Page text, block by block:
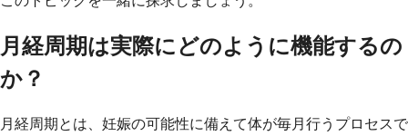
月経周期は実際にどのように機能するの
か？
月経周期とは、妊娠の可能性に備えて体が毎月行うプロセスで